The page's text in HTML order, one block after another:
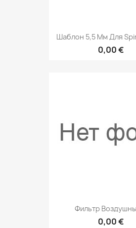
Шаблон 5,5 Мм Для
0,00 €
Фильтр
0,00 €